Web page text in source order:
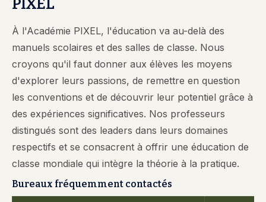
PIXEL
À l'Académie PIXEL, l'éducation va au-delà des
manuels scolaires et des salles de classe. Nous
croyons qu'il faut donner aux élèves les moyens
d'explorer leurs passions, de remettre en question
les conventions et de découvrir leur potentiel grâce à
des expériences significatives. Nos professeurs
distingués sont des leaders dans leurs domaines
respectifs et se consacrent à offrir une éducation de
classe mondiale qui intègre la théorie à la pratique.
Bureaux fréquemment contactés